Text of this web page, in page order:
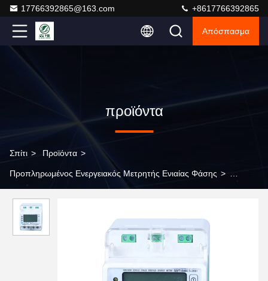
17766392865@163.com +8617766392865
Απόσπασμα
προϊόντα
Σπίτι > Προϊόντα >
Προπληρωμένος Ενεργειακός Μετρητής Ενιαίας Φάσης >
999999 Μέτρηση